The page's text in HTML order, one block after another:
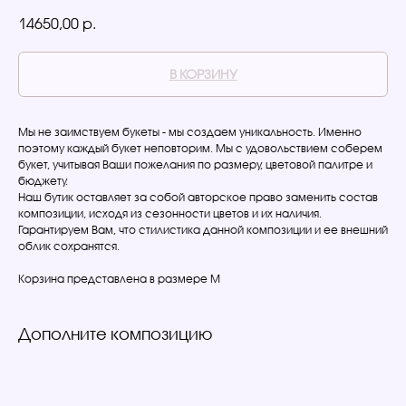
14650,00 р.
В КОРЗИНУ
Мы не заимствуем букеты - мы создаем уникальность. Именно
поэтому каждый букет неповторим. Мы с удовольствием соберем
букет, учитывая Ваши пожелания по размеру, цветовой палитре и
бюджету.
Наш бутик оставляет за собой авторское право заменить состав
композиции, исходя из сезонности цветов и их наличия.
Гарантируем Вам, что стилистика данной композиции и ее внешний
облик сохранятся.
Корзина представлена в размере M
Дополните композицию